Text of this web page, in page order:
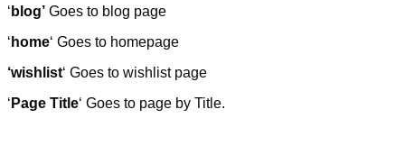
‘ blog’ Goes to blog page
‘ home‘ Goes to homepage
‘wishlist‘ Goes to wishlist page
‘ Page Title‘ Goes to page by Title.